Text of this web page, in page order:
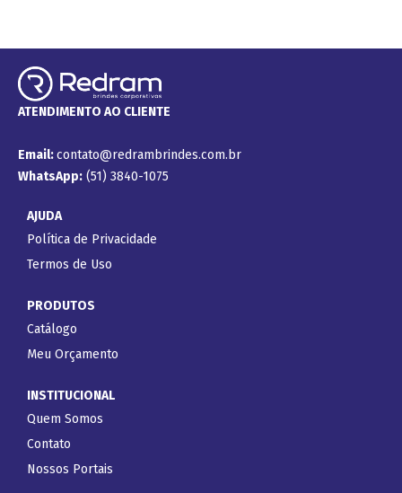
ATENDIMENTO AO CLIENTE
Email:contato@redrambrindes.com.br
WhatsApp: (51) 3840-1075
AJUDA
Política de Privacidade
Termos de Uso
PRODUTOS
Catálogo
Meu Orçamento
INSTITUCIONAL
Quem Somos
Contato
Nossos Portais